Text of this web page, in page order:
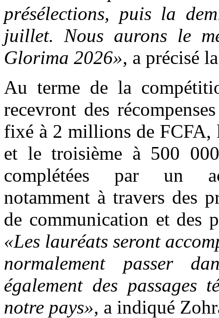
présélections, puis la
juillet. Nous aurons le
Glorima 2026», a précisé
Au terme de la
recevront des
fixé à 2 millions de FCFA,
et le troisième à 500
complétées par un
notamment à travers des
de communication et des
«Les lauréats seront
normalement passer
également des passages
notre pays», a indiqué